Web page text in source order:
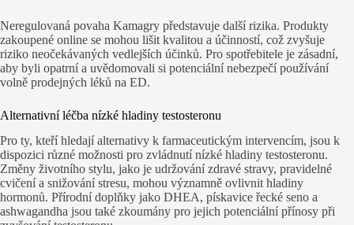
Neregulovaná povaha Kamagry představuje další rizika. Produkty
zakoupené online se mohou lišit kvalitou a účinností, což zvyšuje
riziko neočekávaných vedlejších účinků. Pro spotřebitele je zásadní,
aby byli opatrní a uvědomovali si potenciální nebezpečí používání
volně prodejných léků na ED.
Alternativní léčba nízké hladiny testosteronu
Pro ty, kteří hledají alternativy k farmaceutickým intervencím, jsou k
dispozici různé možnosti pro zvládnutí nízké hladiny testosteronu.
Změny životního stylu, jako je udržování zdravé stravy, pravidelné
cvičení a snižování stresu, mohou významně ovlivnit hladiny
hormonů. Přírodní doplňky jako DHEA, pískavice řecké seno a
ashwagandha jsou také zkoumány pro jejich potenciální přínosy při